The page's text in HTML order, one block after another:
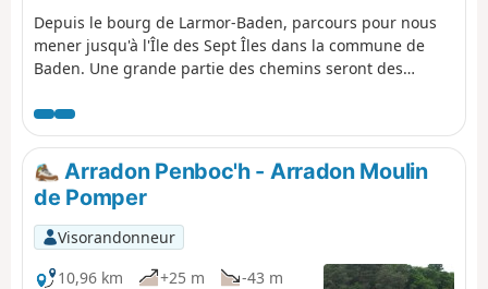
Depuis le bourg de Larmor-Baden, parcours pour nous
mener jusqu'à l'Île des Sept Îles dans la commune de
Baden. Une grande partie des chemins seront des
golfe et les îles (Île aux Moines, Île de Berder, Île de
Gavrinis). Possibilité d'ajouter à ce parcours le tour de
l'Île de Berder.
Arradon Penboc'h - Arradon Moulin
de Pomper
Visorandonneur
10,96 km
+25 m
-43 m